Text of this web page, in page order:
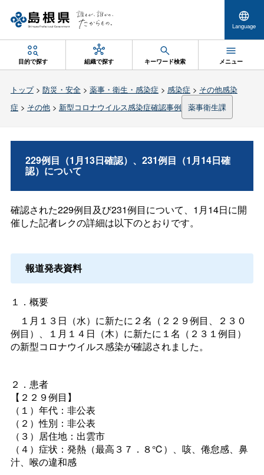
Language
目的で探す 組織で探す キーワード検索 メニュー
トップ> 防災・安全> 薬事・衛生・感染症 > 感染症 > その他感染
症 > その他> 新型コロナウイルス感染症確認事例 薬事衛生課
229例目（1月13日確認）、231例目（1月14日確
認）について
確認された229例目及び231例目について、1月14日に開
催した記者レクの詳細は以下のとおりです。
報道発表資料
１．概要
１月１３日（水）に新たに２名（２２９例目、２３０
例目）、１月１４日（木）に新たに１名（２３１例目）
の新型コロナウイルス感染が確認されました。
２．患者
【２２９例目】
（１）年代：非公表
（２）性別：非公表
（３）居住地：出雲市
（４）症状：発熱（最高３７．８℃）、咳、倦怠感、鼻
汁、喉の違和感